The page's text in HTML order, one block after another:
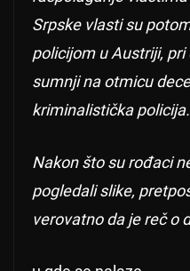
Srpske vlasti su
policijom u Austriji,
sumnji na otmicu
kriminalistička policija.
Nakon što su rođaci
pogledali slike,
verovatno da je reč o